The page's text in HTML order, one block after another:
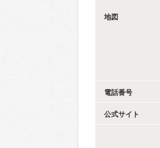
地図
電話番号
公式サイト